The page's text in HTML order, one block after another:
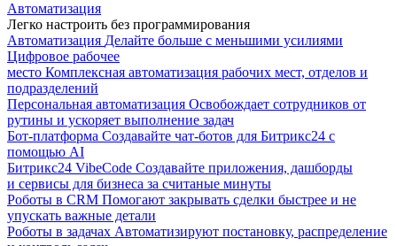
Автоматизация
Легко настроить без программирования
Автоматизация Делайте больше с меньшими усилиями
Цифровое рабочее
место Комплексная автоматизация рабочих мест, отделов и
подразделений
Персональная автоматизация Освобождает сотрудников от
рутины и ускоряет выполнение задач
Бот-платформа Создавайте чат-ботов для Битрикс24 с
помощью AI
Битрикс24 VibeCode Создавайте приложения, дашборды
и сервисы для бизнеса за считаные минуты
Роботы в CRM Помогают закрывать сделки быстрее и не
упускать важные детали
Роботы в задачах Автоматизируют постановку, распределение